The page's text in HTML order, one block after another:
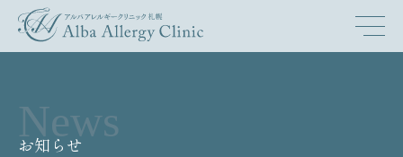
News
お知らせ